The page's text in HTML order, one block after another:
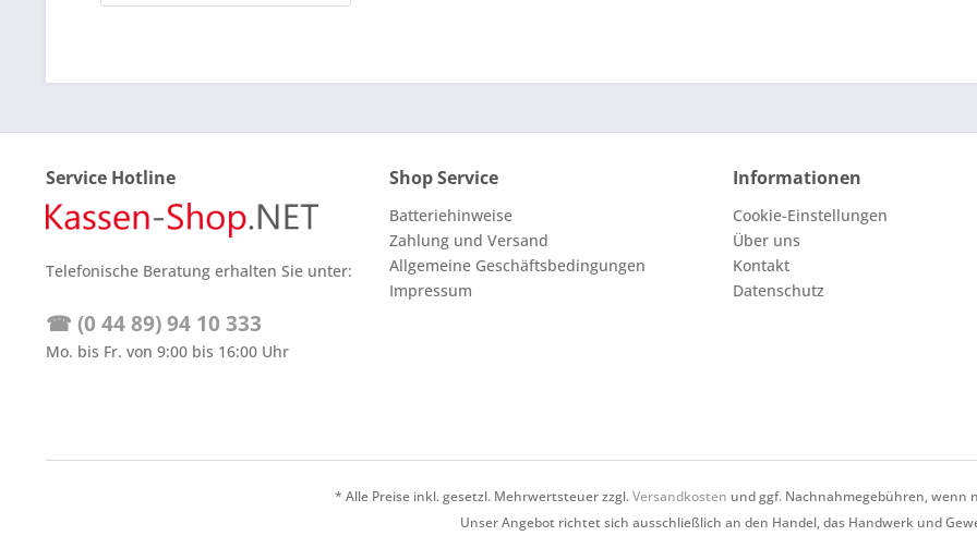
Service Hotline
Telefonische Beratung erhalten Sie unter:
☎ (0 44 89) 94 10 333
Mo. bis Fr. von 9:00 bis 16:00 Uhr
Shop Service
Batteriehinweise
Zahlung und Versand
Allgemeine Geschäftsbedingungen
Impressum
Informationen
Cookie-Einstellungen
Über uns
Kontakt
Datenschutz
* Alle Preise inkl. gesetzl. Mehrwertsteuer zzgl.Versandkosten und ggf. Nachnahmegebühren, wenn
Unser Angebot richtet sich ausschließlich an den Handel, das Handwerk und